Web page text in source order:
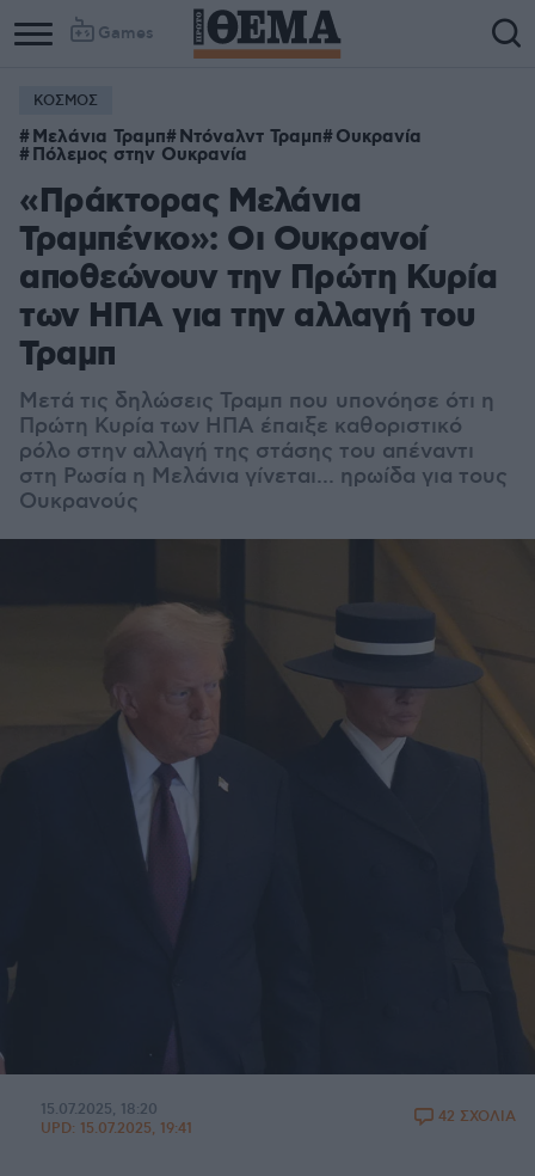
Games
ΚΟΣΜΟΣ
Μελάνια Τραμπ Ντόναλντ Τραμπ Ουκρανία
Πόλεμος στην Ουκρανία
«Πράκτορας Μελάνια
Τραμπένκο»: Οι Ουκρανοί
αποθεώνουν την Πρώτη Κυρία
των ΗΠΑ για την αλλαγή του
Τραμπ
Μετά τις δηλώσεις Τραμπ που υπονόησε ότι η
Πρώτη Κυρία των ΗΠΑ έπαιξε καθοριστικό
ρόλο στην αλλαγή της στάσης του απέναντι
στη Ρωσία η Μελάνια γίνεται... ηρωίδα για τους
Ουκρανούς
15.07.2025, 18:20
UPD: 15.07.2025, 19:41
42 ΣΧΟΛΙΑ